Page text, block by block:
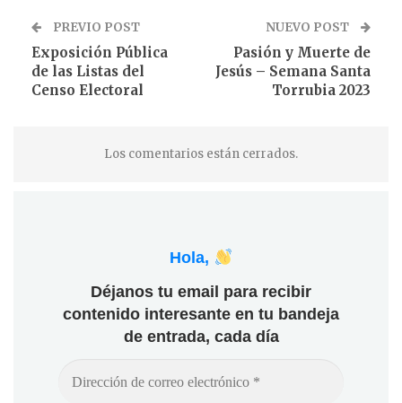
PREVIO POST
Exposición Pública
de las Listas del
Censo Electoral
NUEVO POST
Pasión y Muerte de
Jesús – Semana Santa
Torrubia 2023
Los comentarios están cerrados.
Hola,
Déjanos tu email para recibir
contenido interesante en tu bandeja
de entrada, cada día